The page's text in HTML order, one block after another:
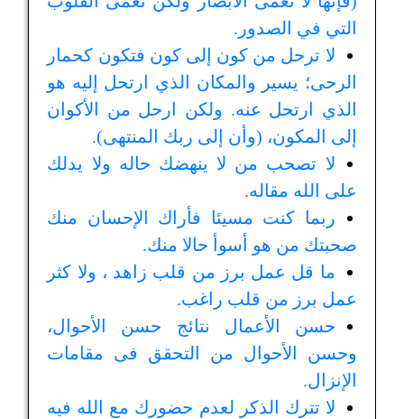
التي في الصدور.
لا ترحل من كون إلى كون فتكون كحمار
الرحى؛ يسير والمكان الذي ارتحل إليه هو
الذي ارتحل عنه. ولكن ارحل من الأكوان
إلى المكون، (وأن إلى ربك المنتهى).
لا تصحب من لا ينهضك حاله ولا يدلك
على الله مقاله.
ربما كنت مسيئا فأراك الإحسان منك
صحبتك من هو أسوأ حالا منك.
ما قل عمل برز من قلب زاهد ، ولا كثر
عمل برز من قلب راغب.
حسن الأعمال نتائج حسن الأحوال،
وحسن الأحوال من التحقق فى مقامات
الإنزال.
لا تترك الذكر لعدم حضورك مع الله فيه